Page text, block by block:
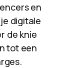
en
digitale
de knie
tot een